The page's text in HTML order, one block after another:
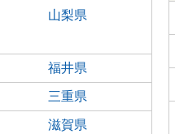
山梨県
福井県
三重県
滋賀県